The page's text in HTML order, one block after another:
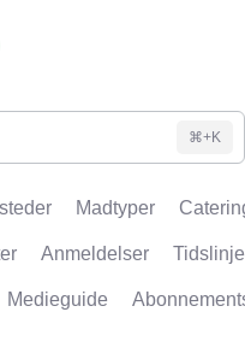
⌘+K
Madtyper
Anmeldelser Tidslinje
Medieguide